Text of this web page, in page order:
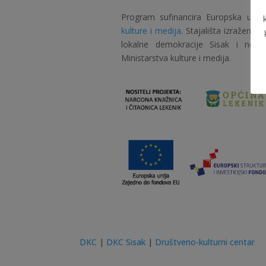
Program sufinancira Europska
kulture i medija. Stajališta izražena
lokalne demokracije Sisak i ne
Ministarstva kulture i medija.
DKC | DKC Sisak | Društveno-kulturni centar